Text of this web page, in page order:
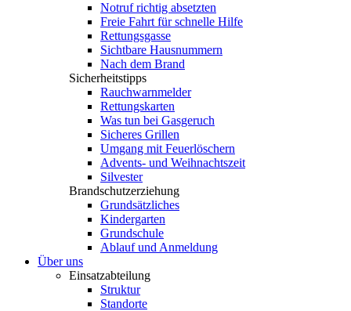
Notruf richtig absetzten
Freie Fahrt für schnelle Hilfe
Rettungsgasse
Sichtbare Hausnummern
Nach dem Brand
Sicherheitstipps
Rauchwarnmelder
Rettungskarten
Was tun bei Gasgeruch
Sicheres Grillen
Umgang mit Feuerlöschern
Advents- und Weihnachtszeit
Silvester
Brandschutzerziehung
Grundsätzliches
Kindergarten
Grundschule
Ablauf und Anmeldung
Über uns
Einsatzabteilung
Struktur
Standorte